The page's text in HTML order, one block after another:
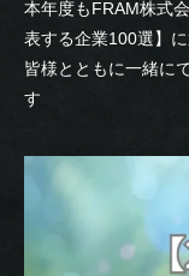
本年度もFRAM株式
表する企業100選】
皆様とともに一緒に
す